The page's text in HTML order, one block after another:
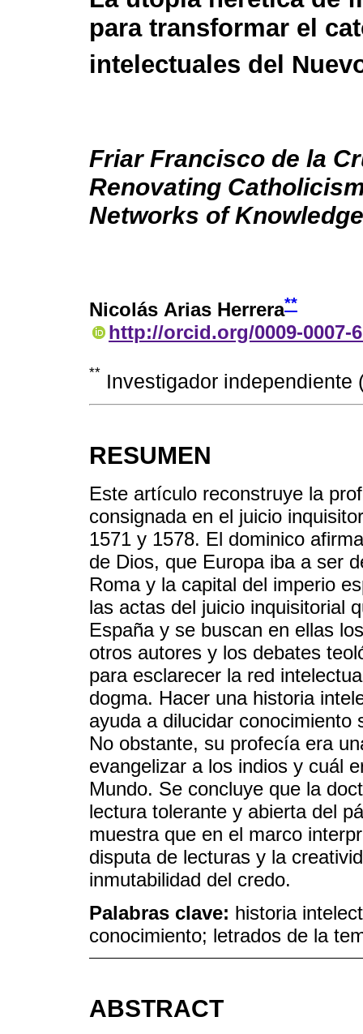
para transformar el
intelectuales del
Friar Francisco de la
Renovating
Networks of Knowledge
Nicolás Arias Herrera**
http://orcid.org/0009-0007-
** Investigador
RESUMEN
Este artículo reconstruye la
consignada en el juicio
1571 y 1578. El dominico
de Dios, que Europa iba a ser
Roma y la capital del imperio
las actas del juicio inquisitorial
España y se buscan en ellas
otros autores y los debates
para esclarecer la red
dogma. Hacer una historia
ayuda a dilucidar conocimiento
No obstante, su profecía era
evangelizar a los indios y cuál
Mundo. Se concluye que la
lectura tolerante y abierta del
muestra que en el marco
disputa de lecturas y la
inmutabilidad del credo.
Palabras clave: historia
conocimiento; letrados de la
ABSTRACT